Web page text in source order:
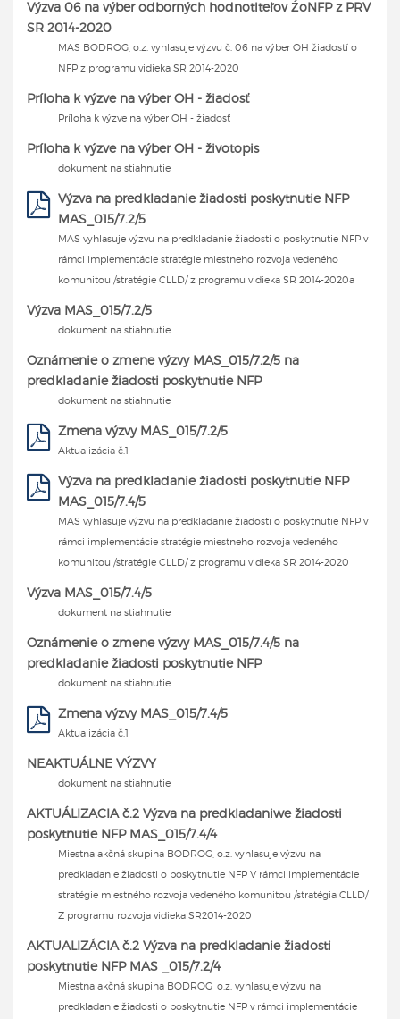
Výzva 06 na výber odborných hodnotiteľov ŹoNFP z PRV
SR 2014-2020
MAS BODROG, o.z. vyhlasuje výzvu č. 06 na výber OH žiadostí o
NFP z programu vidieka SR 2014-2020
Príloha k výzve na výber OH - žiadosť
Príloha k výzve na výber OH - žiadosť
Príloha k výzve na výber OH - životopis
dokument na stiahnutie
Výzva na predkladanie žiadosti poskytnutie NFP
MAS_015/7.2/5
MAS vyhlasuje výzvu na predkladanie žiadosti o poskytnutie NFP v
rámci implementácie stratégie miestneho rozvoja vedeného
komunitou /stratégie CLLD/ z programu vidieka SR 2014-2020a
Výzva MAS_015/7.2/5
dokument na stiahnutie
Oznámenie o zmene výzvy MAS_015/7.2/5 na
predkladanie žiadosti poskytnutie NFP
dokument na stiahnutie
Zmena výzvy MAS_015/7.2/5
Aktualizácia č.1
Výzva na predkladanie žiadosti poskytnutie NFP
MAS_015/7.4/5
MAS vyhlasuje výzvu na predkladanie žiadosti o poskytnutie NFP v
rámci implementácie stratégie miestneho rozvoja vedeného
komunitou /stratégie CLLD/ z programu vidieka SR 2014-2020
Výzva MAS_015/7.4/5
dokument na stiahnutie
Oznámenie o zmene výzvy MAS_015/7.4/5 na
predkladanie žiadosti poskytnutie NFP
dokument na stiahnutie
Zmena výzvy MAS_015/7.4/5
Aktualizácia č.1
NEAKTUÁLNE VÝZVY
dokument na stiahnutie
AKTUÁLIZACIA č.2 Výzva na predkladaniwe žiadosti
poskytnutie NFP MAS_015/7.4/4
Miestna akčná skupina BODROG, o.z. vyhlasuje výzvu na
predkladanie žiadosti o poskytnutie NFP V rámci implementácie
stratégie miestného rozvoja vedeného komunitou /stratégia CLLD/
Z programu rozvoja vidieka SR2014-2020
AKTUALIZÁCIA č.2 Výzva na predkladanie žiadosti
poskytnutie NFP MAS _015/7.2/4
Miestna akčná skupina BODROG, o.z. vyhlasuje výzvu na
predkladanie žiadosti o poskytnutie NFP v rámci implementácie